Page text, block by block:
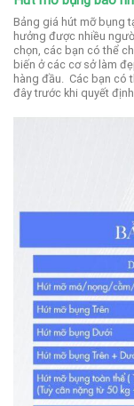
Bảng giá hút mỡ bụng
hưởng được nhiều
chọn, các bạn có thể
biến ở các cơ sở làm
hàng đầu. Các bạn có
đây trước khi quyết